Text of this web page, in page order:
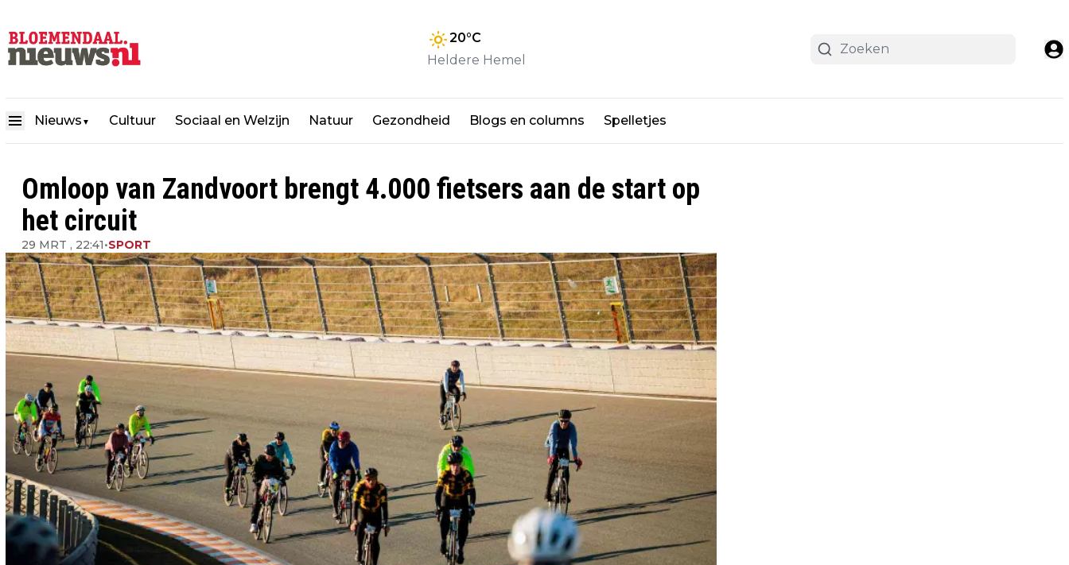
20°C
Heldere Hemel
Nieuws ▼ Cultuur Sociaal en Welzijn Natuur Gezondheid Blogs en columns Spelletjes
Omloop van Zandvoort brengt 4.000 fietsers aan de start op
het circuit
29 MRT , 22:41•SPORT